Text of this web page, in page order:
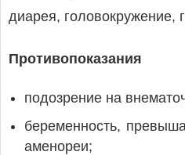
диарея, головокружение,
Противопоказания
подозрение на
беременность,
аменореи;